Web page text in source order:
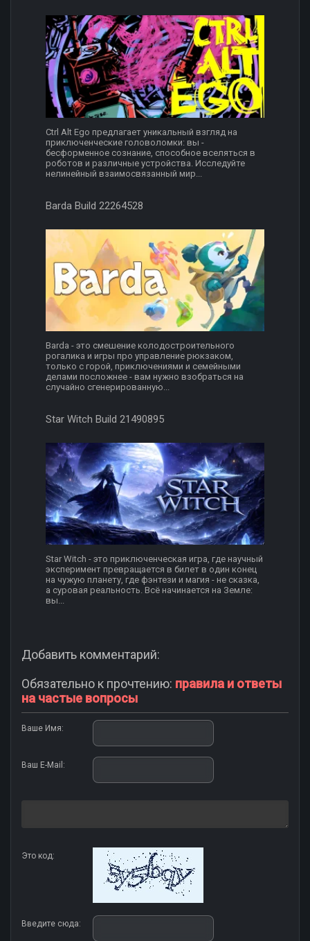
Ctrl Alt Ego предлагает уникальный взгляд на
приключенческие головоломки: вы -
бесформенное сознание, способное вселяться в
роботов и различные устройства. Исследуйте
нелинейный взаимосвязанный мир...
Barda Build 22264528
Barda - это смешение колодостроительного
рогалика и игры про управление рюкзаком,
только с горой, приключениями и семейными
делами посложнее - вам нужно взобраться на
случайно сгенерированную...
Star Witch Build 21490895
Star Witch - это приключенческая игра, где научный
эксперимент превращается в билет в один конец
на чужую планету, где фэнтези и магия - не сказка,
а суровая реальность. Всё начинается на Земле:
вы...
Добавить комментарий:
Обязательно к прочтению: правила и ответы
на частые вопросы
Ваше Имя:
Ваш E-Mail:
Это код:
Введите сюда: